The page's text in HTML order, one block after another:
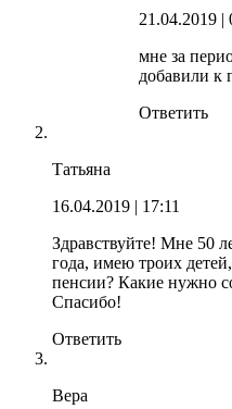
21.04.2019 |
мне за
добавили к
Ответить
Татьяна
16.04.2019 | 17:11
Здравствуйте! Мне 50
года, имею троих
пенсии? Какие нужно
Спасибо!
Ответить
Вера